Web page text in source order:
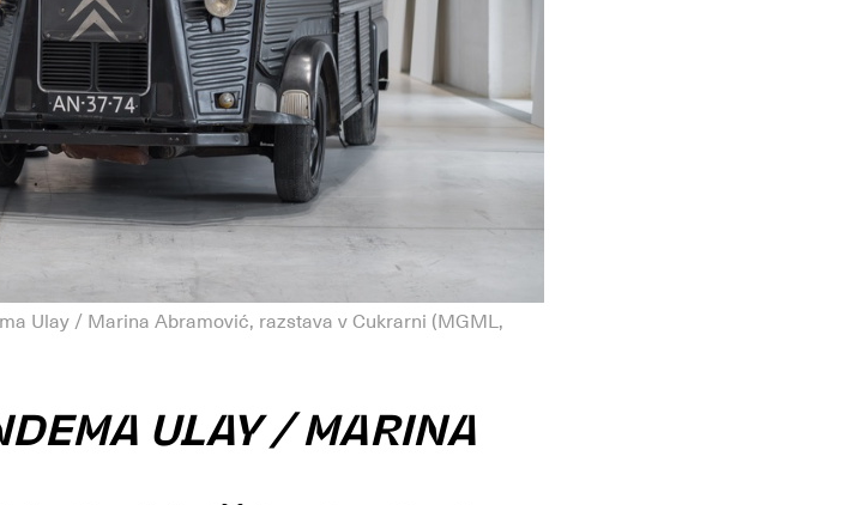
Ulay / Marina Abramović, razstava v Cukrarni (MGML,
ULAY / MARINA